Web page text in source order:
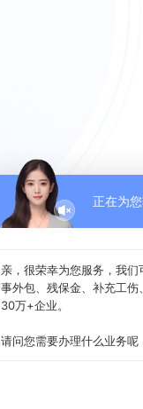
正在为
亲，很荣幸为您服务，我
事外包、残保金、补充工
30万+企业。
请问您需要办理什么业务呢